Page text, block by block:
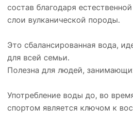
состав благодаря
слои вулканической породы.
Это сбалансированная вода,
для всей семьи.
Полезна для людей,
Употребление воды до, во
спортом является ключом к